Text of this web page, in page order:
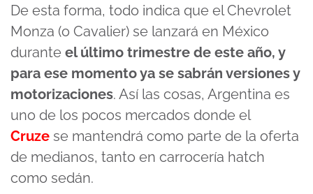
De esta forma, todo indica que el Chevrolet
Monza (o Cavalier) se lanzará en México
durante el último trimestre de este año, y
para ese momento ya se sabrán versiones y
motorizaciones. Así las cosas, Argentina es
uno de los pocos mercados donde el
Cruze se mantendrá como parte de la oferta
de medianos, tanto en carrocería hatch
como sedán.